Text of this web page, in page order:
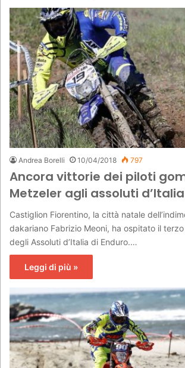
Andrea Borelli 10/04/2018 797
Ancora vittorie dei piloti
Metzeler agli assoluti
Castiglion Fiorentino, la città natale
dakariano Fabrizio Meoni, ha ospitato il
degli Assoluti d’Italia di Enduro.…
Leggi di più »